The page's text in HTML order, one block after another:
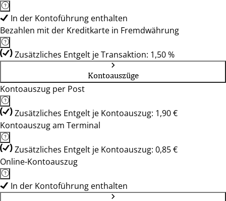
In der Kontoführung enthalten
Bezahlen mit der Kreditkarte in Fremdwährung
Zusätzliches Entgelt je Transaktion: 1,50 %
Kontoauszüge
Kontoauszug per Post
Zusätzliches Entgelt je Kontoauszug: 1,90 €
Kontoauszug am Terminal
Zusätzliches Entgelt je Kontoauszug: 0,85 €
Online-Kontoauszug
In der Kontoführung enthalten